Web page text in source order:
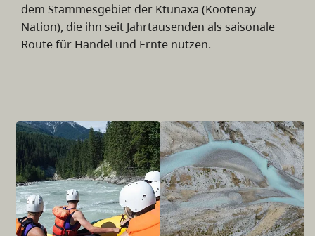
dem Stammesgebiet der Ktunaxa (Kootenay
Nation), die ihn seit Jahrtausenden als saisonale
Route für Handel und Ernte nutzen.